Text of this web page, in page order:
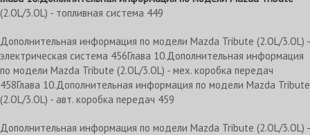
(2.OL/3.OL) - топливная система 449
Дополнительная информация по модели Mazda Tribute (2.OL/3.OL) -
электрическая система 456Глава 10.Дополнительная информация
по модели Mazda Tribute (2.OL/3.OL) - мех. коробка передач
458Глава 10.Дополнительная информация по модели Mazda Tribute
(2.OL/3.OL) - авт. коробка передач 459
Дополнительная информация по модели Mazda Tribute (2.OL/3.OL) -